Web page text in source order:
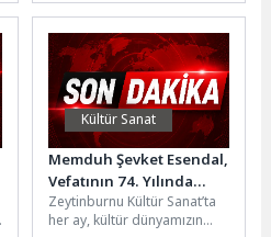
Akan Gençlik Merkezi,
bağımsız...
Kültür Sanat
Memduh Şevket Esendal,
Vefatının 74. Yılında
Zeytinburnu Kültür
Sanat’ta Anılıyor!
Zeytinburnu Kültür Sanat’ta
her ay, kültür dünyamızın